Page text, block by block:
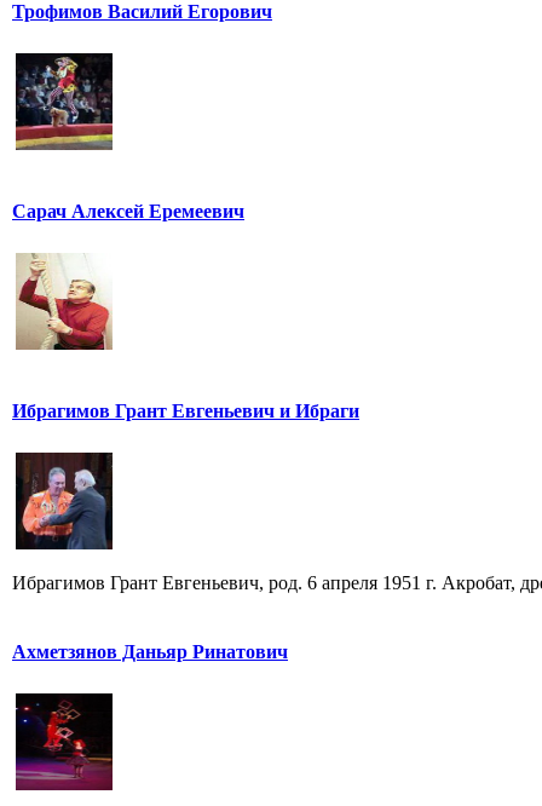
Трофимов Василий Егорович
Сарач Алексей Еремеевич
Ибрагимов Грант Евгеньевич и Ибраги
Ибрагимов Грант Евгеньевич, род. 6 апреля 1951 г. Акробат,
Ахметзянов Даньяр Ринатович